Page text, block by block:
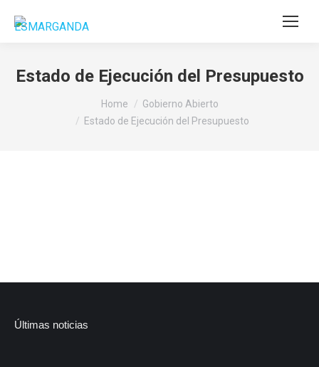
Estado de Ejecución del Presupuesto
Home
Gobierno Abierto
Estado de Ejecución del Presupuesto
Últimas noticias